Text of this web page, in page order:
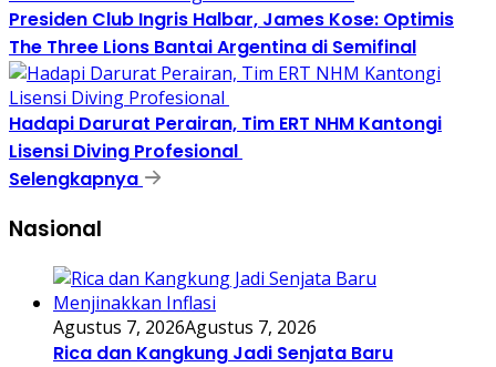
Presiden Club Ingris Halbar, James Kose: Optimis
The Three Lions Bantai Argentina di Semifinal
Hadapi Darurat Perairan, Tim ERT NHM Kantongi
Lisensi Diving Profesional
Selengkapnya
Nasional
Agustus 7, 2026Agustus 7, 2026
Rica dan Kangkung Jadi Senjata Baru